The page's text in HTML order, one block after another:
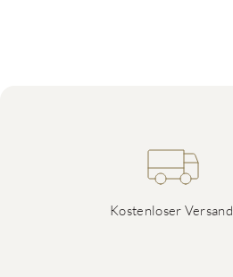
Kostenloser Versand